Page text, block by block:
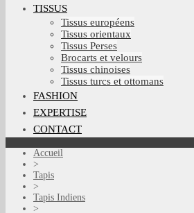
TISSUS
Tissus européens
Tissus orientaux
Tissus Perses
Brocarts et velours
Tissus chinoises
Tissus turcs et ottomans
FASHION
EXPERTISE
CONTACT
Accueil
>
Tapis
>
Tapis Indiens
>